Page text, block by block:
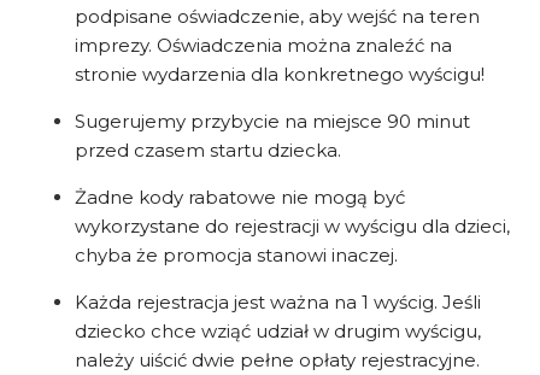
podpisane oświadczenie, aby wejść na teren
imprezy. Oświadczenia można znaleźć na
stronie wydarzenia dla konkretnego wyścigu!
Sugerujemy przybycie na miejsce 90 minut
przed czasem startu dziecka.
Żadne kody rabatowe nie mogą być
wykorzystane do rejestracji w wyścigu dla dzieci,
chyba że promocja stanowi inaczej.
Każda rejestracja jest ważna na 1 wyścig. Jeśli
dziecko chce wziąć udział w drugim wyścigu,
należy uiścić dwie pełne opłaty rejestracyjne.